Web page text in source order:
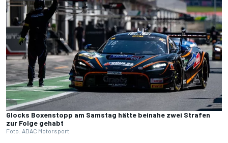
Glocks Boxenstopp am Samstag hätte beinahe zwei Strafen
zur Folge gehabt
Foto: ADAC Motorsport